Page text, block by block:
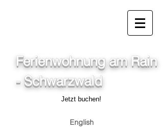
Jetzt buchen!
Ferienwohnung am Rain
- Schwarzwald
English